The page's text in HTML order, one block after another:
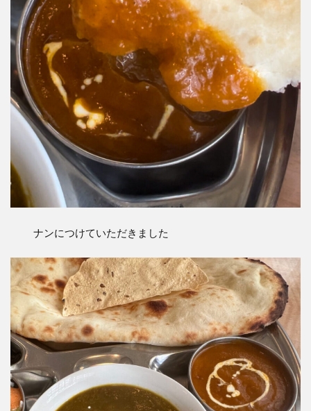
ナンにつけていただきました